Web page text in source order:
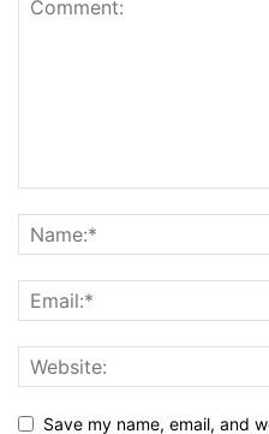
Save my name, email, and